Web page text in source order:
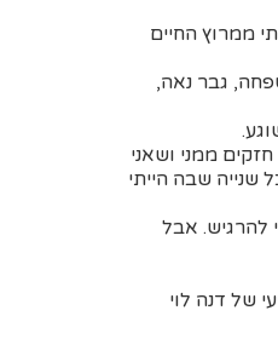
ממרוץ החיים
גבר נאה,
ממני ושאני
שנייה שבה הייתי
להרגיש. אבל
של דנה לוי